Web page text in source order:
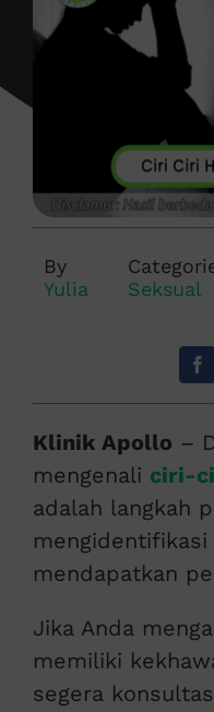
By
Yulia
Seksual
Klinik Apollo –
mengenali ciri-
adalah langkah
mendapatkan
Jika Anda
memiliki
segera